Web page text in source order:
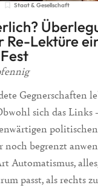
Staat & Gesellschaft
Re-Lektüre
Gegnerschaften
sich das Links
politischen
begrenzt
Automatismus,
passt, als rechts zu